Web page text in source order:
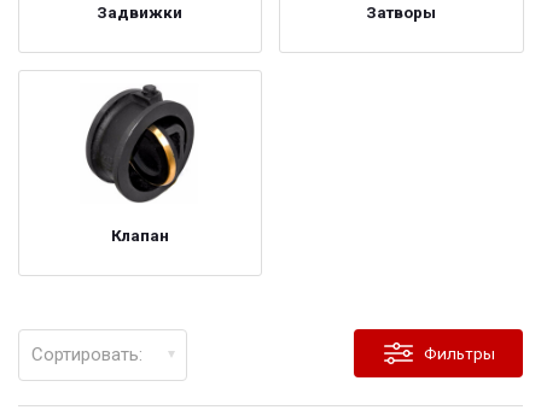
Задвижки Затворы
Клапан
Фильтры
Сортировать: